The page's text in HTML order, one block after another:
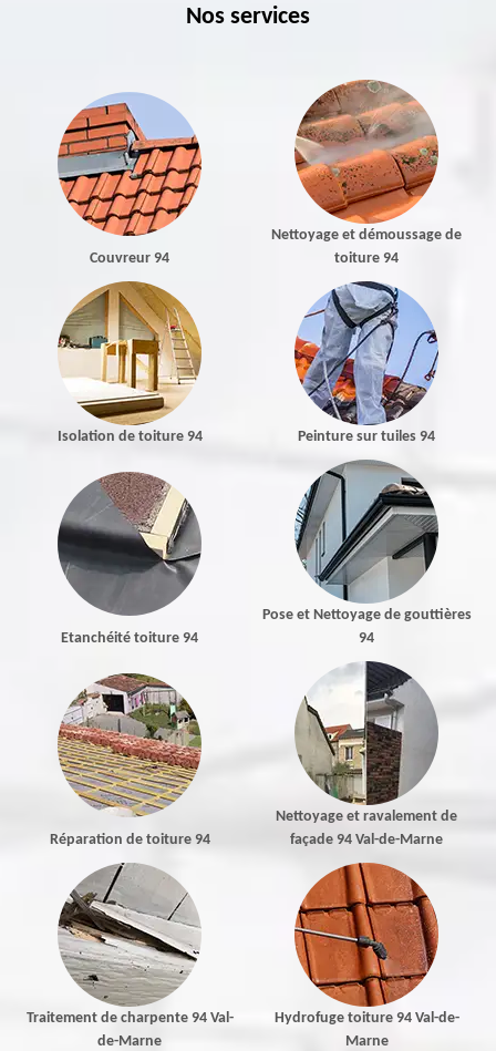
Nos services
Couvreur 94
Nettoyage et démoussage de
toiture 94
Isolation de toiture 94 Peinture sur tuiles 94
Etanchéité toiture 94
Pose et Nettoyage de gouttières
94
Réparation de toiture 94
Nettoyage et ravalement de
façade 94 Val-de-Marne
Traitement de charpente 94 Val-
de-Marne
Hydrofuge toiture 94 Val-de-
Marne